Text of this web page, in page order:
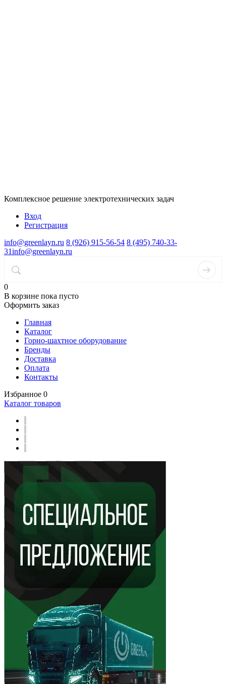
Комплексное решение электротехнических задач
Вход
Регистрация
info@greenlayn.ru 8 (926) 915-56-54 8 (495) 740-33-
31info@greenlayn.ru
0
В корзине пока пусто
Оформить заказ
Главная
Каталог
Горно-шахтное оборудование
Бренды
Доставка
Оплата
Контакты
Избранное 0
Каталог товаров